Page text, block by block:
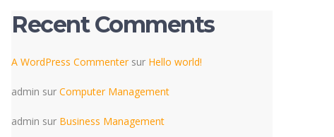
Recent Comments
A WordPress Commentersur Hello world!
admin sur Computer Management
admin sur Business Management